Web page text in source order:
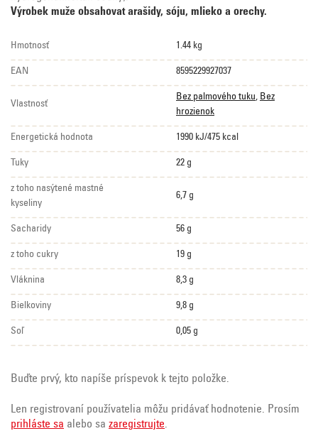
Výrobek muže obsahovat arašidy, sóju, mlieko a orechy.
Hmotnosť 1.44 kg
EAN 8595229927037
Vlastnosť
Bez palmového tuku, Bez
hrozienok
Energetická hodnota 1990 kJ/475 kcal
Tuky 22 g
z toho nasýtené mastné
kyseliny
6,7 g
Sacharidy 56 g
z toho cukry 19 g
Vláknina 8,3 g
Bielkoviny 9,8 g
Soľ 0,05 g
Buďte prvý, kto napíše príspevok k tejto položke.
Len registrovaní používatelia môžu pridávať hodnotenie. Prosím
prihláste sa alebo sa zaregistrujte.